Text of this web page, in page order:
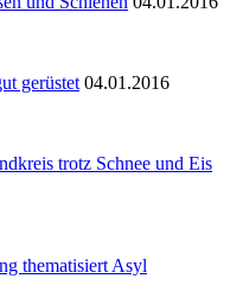
gerüstet 04.01.2016
trotz Schnee und Eis
thematisiert Asyl